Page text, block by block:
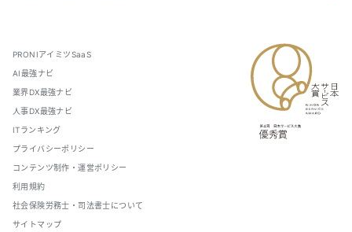
PRONIアイミツSaaS
AI最強ナビ
業界DX最強ナビ
人事DX最強ナビ
ITランキング
プライバシーポリシー
コンテンツ制作・運営ポリシー
利用規約
社会保険労務士・司法書士について
サイトマップ